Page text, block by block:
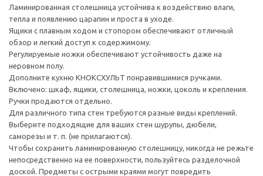
Ламинированная столешница устойчива к воздействию влаги,
тепла и появлению царапин и проста в уходе.
Ящики с плавным ходом и стопором обеспечивают отличный
обзор и легкий доступ к содержимому.
Регулируемые ножки обеспечивают устойчивость даже на
неровном полу.
Дополните кухню КНОКСХУЛЬТ понравившимися ручками.
Включено: шкаф, ящики, столешница, ножки, цоколь и крепления.
Ручки продаются отдельно.
Для различного типа стен требуются разные виды креплений.
Выберите подходящие для ваших стен шурупы, дюбели,
саморезы и т. п. (не прилагаются).
Чтобы сохранить ламинированную столешницу, никогда не режьте
непосредственно на ее поверхности, пользуйтесь разделочной
доской. Предметы с острыми краями могут повредить